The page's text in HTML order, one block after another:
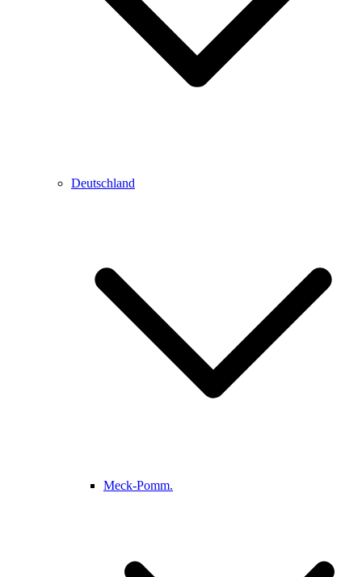
Deutschland
Meck-Pomm.